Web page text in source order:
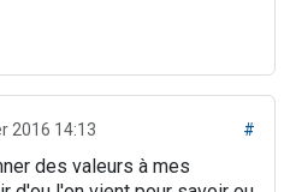
2016 14:13 #
des valeurs à mes